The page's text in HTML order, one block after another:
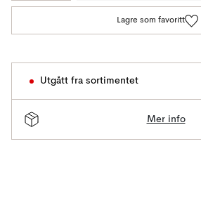
Lagre som favoritt
Utgått fra sortimentet
Mer info